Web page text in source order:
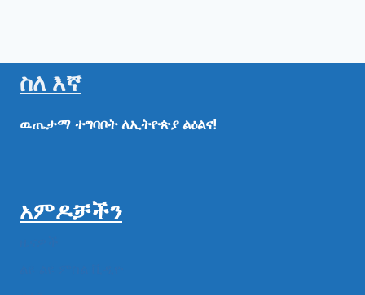
ስለ እኛ
ዉጤታማ ተግባቦት ለኢትዮጵያ ልዕልና!
አምዶቻችን